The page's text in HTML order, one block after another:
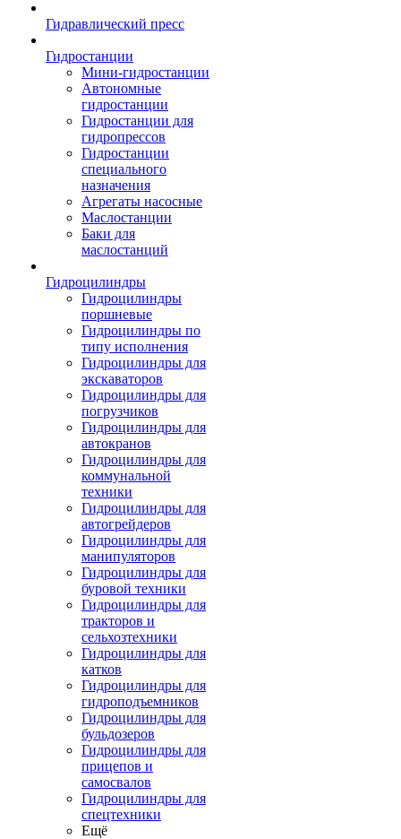
Гидравлический пресс
Гидростанции
Мини-гидростанции
Автономные
гидростанции
Гидростанции для
гидропрессов
Гидростанции
специального
назначения
Агрегаты насосные
Маслостанции
Баки для
маслостанций
Гидроцилиндры
Гидроцилиндры
поршневые
Гидроцилиндры по
типу исполнения
Гидроцилиндры для
экскаваторов
Гидроцилиндры для
погрузчиков
Гидроцилиндры для
автокранов
Гидроцилиндры для
коммунальной
техники
Гидроцилиндры для
автогрейдеров
Гидроцилиндры для
манипуляторов
Гидроцилиндры для
буровой техники
Гидроцилиндры для
тракторов и
сельхозтехники
Гидроцилиндры для
катков
Гидроцилиндры для
гидроподъемников
Гидроцилиндры для
бульдозеров
Гидроцилиндры для
прицепов и
самосвалов
Гидроцилиндры для
спецтехники
Ещё